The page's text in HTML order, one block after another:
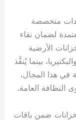
متخصصة
لضمان نقاء
الأرضية
بينما يُنفَّذ
في هذا المجال،
العامة.
ضمن باقات